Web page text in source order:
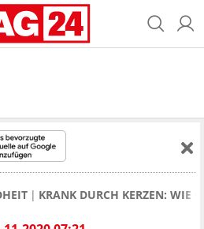
KRANK DURCH KERZEN: WIE